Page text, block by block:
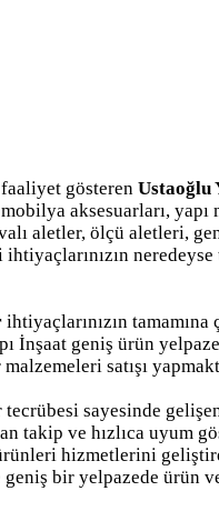
faaliyet gösteren Ustaoğlu
aksesuarları, yapı
aletler, ölçü aletleri,
neredeyse
ihtiyaçlarınızın
İnşaat geniş ürün
satışı
tecrübesi sayesinde
takip ve hızlıca uyum
hizmetlerini
bir yelpazede ürün